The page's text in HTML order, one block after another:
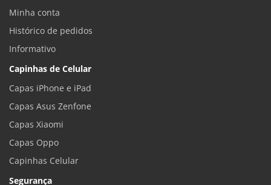
Minha conta
Histórico de pedidos
Informativo
Capinhas de Celular
Capas iPhone e iPad
Capas Asus Zenfone
Capas Xiaomi
Capas Oppo
Capinhas Celular
Segurança